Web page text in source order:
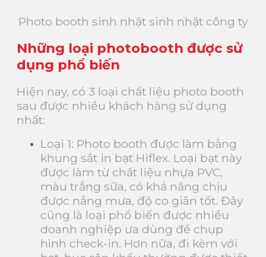
Photo booth sinh nhật sinh nhật công ty
Những loại photobooth được sử
dụng phổ biến
Hiện nay, có 3 loại chất liệu photo booth
sau được nhiều khách hàng sử dụng
nhất:
Loại 1: Photo booth được làm bằng
khung sắt in bạt Hiflex. Loại bạt này
được làm từ chất liệu nhựa PVC,
màu trắng sữa, có khả năng chịu
được nắng mưa, độ co giãn tốt. Đây
cũng là loại phổ biến được nhiều
doanh nghiệp ưa dùng để chụp
hình check-in. Hơn nữa, đi kèm với